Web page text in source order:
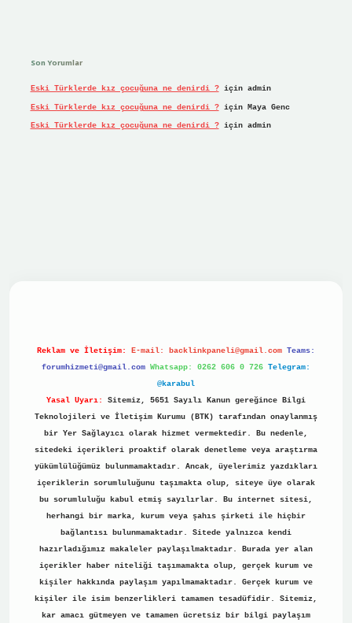
Son Yorumlar
Eski Türklerde kız çocuğuna ne denirdi ?için admin
Eski Türklerde kız çocuğuna ne denirdi ?için Maya Genc
Eski Türklerde kız çocuğuna ne denirdi ?için admin
Reklam ve İletişim: E-mail: backlinkpaneli@gmail.com Teams:
forumhizmeti@gmail.com Whatsapp: 0262 606 0 726 Telegram:
@karabul
Yasal Uyarı:
Sitemiz, 5651 Sayılı Kanun gereğince Bilgi
Teknolojileri ve İletişim Kurumu (BTK) tarafından onaylanmış
bir Yer Sağlayıcı olarak hizmet vermektedir. Bu nedenle,
sitedeki içerikleri proaktif olarak denetleme veya araştırma
yükümlülüğümüz bulunmamaktadır. Ancak, üyelerimiz yazdıkları
içeriklerin sorumluluğunu taşımakta olup, siteye üye olarak
bu sorumluluğu kabul etmiş sayılırlar. Bu internet sitesi,
herhangi bir marka, kurum veya şahıs şirketi ile hiçbir
bağlantısı bulunmamaktadır. Sitede yalnızca kendi
hazırladığımız makaleler paylaşılmaktadır. Burada yer alan
içerikler haber niteliği taşımamakta olup, gerçek kurum ve
kişiler hakkında paylaşım yapılmamaktadır. Gerçek kurum ve
kişiler ile isim benzerlikleri tamamen tesadüfidir. Sitemiz,
kar amacı gütmeyen ve tamamen ücretsiz bir bilgi paylaşım